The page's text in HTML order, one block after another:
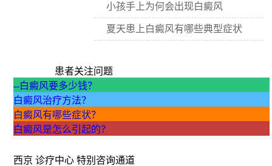
小孩手上为何会出现白癜风
夏天患上白癜风有哪些典型症状
患者关注问题
--白癜风要多少钱？
白癜风治疗方法？
白癜风有哪些症状？
白癜风是怎么引起的？
西京诊疗中心特别咨询通道